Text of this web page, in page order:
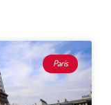
París